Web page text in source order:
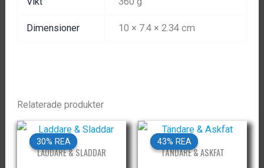
Dimensioner 10 × 7.4 × 2.34 cm
Relaterade produkter
30% REA
30% REA
LADDARE & SLADDAR
43% REA
43% REA
TÄNDARE & ASKFAT